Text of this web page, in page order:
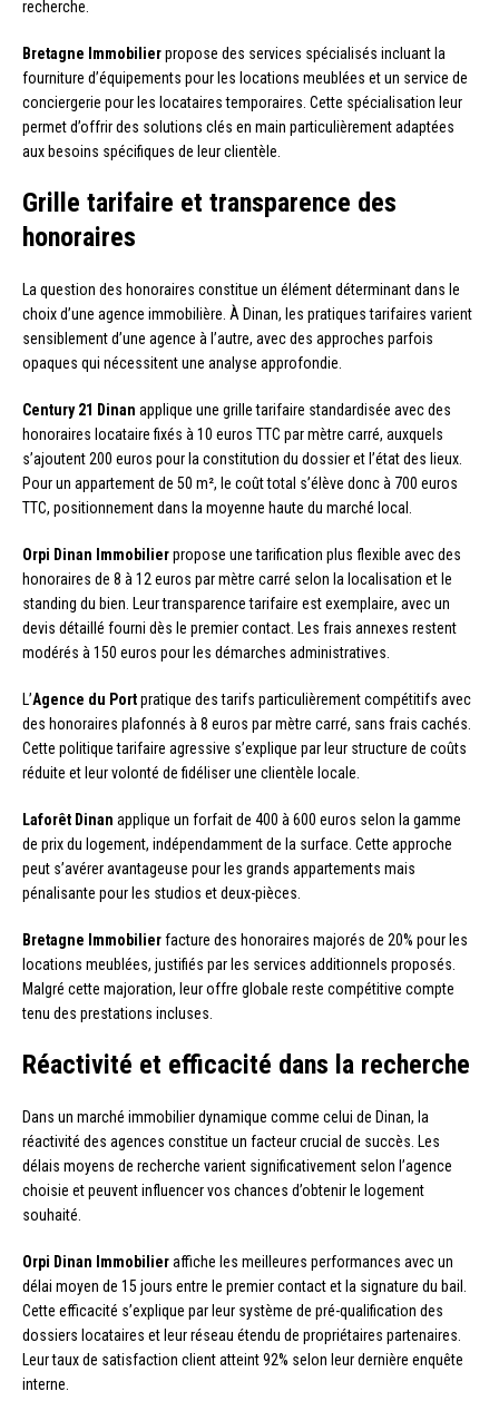
recherche.
Bretagne Immobilierpropose des services spécialisés incluant la
fourniture d’équipements pour les locations meublées et un service de
conciergerie pour les locataires temporaires. Cette spécialisation leur
permet d’offrir des solutions clés en main particulièrement adaptées
aux besoins spécifiques de leur clientèle.
Grille tarifaire et transparence des
honoraires
La question des honoraires constitue un élément déterminant dans le
choix d’une agence immobilière. À Dinan, les pratiques tarifaires varient
sensiblement d’une agence à l’autre, avec des approches parfois
opaques qui nécessitent une analyse approfondie.
Century 21 Dinan applique une grille tarifaire standardisée avec des
honoraires locataire fixés à 10 euros TTC par mètre carré, auxquels
s’ajoutent 200 euros pour la constitution du dossier et l’état des lieux.
Pour un appartement de 50 m², le coût total s’élève donc à 700 euros
TTC, positionnement dans la moyenne haute du marché local.
Orpi Dinan Immobilierpropose une tarification plus flexible avec des
honoraires de 8 à 12 euros par mètre carré selon la localisation et le
standing du bien. Leur transparence tarifaire est exemplaire, avec un
devis détaillé fourni dès le premier contact. Les frais annexes restent
modérés à 150 euros pour les démarches administratives.
L’Agence du Portpratique des tarifs particulièrement compétitifs avec
des honoraires plafonnés à 8 euros par mètre carré, sans frais cachés.
Cette politique tarifaire agressive s’explique par leur structure de coûts
réduite et leur volonté de fidéliser une clientèle locale.
Laforêt Dinan applique un forfait de 400 à 600 euros selon la gamme
de prix du logement, indépendamment de la surface. Cette approche
peut s’avérer avantageuse pour les grands appartements mais
pénalisante pour les studios et deux-pièces.
Bretagne Immobilierfacture des honoraires majorés de 20% pour les
locations meublées, justifiés par les services additionnels proposés.
Malgré cette majoration, leur offre globale reste compétitive compte
tenu des prestations incluses.
Réactivité et efficacité dans la recherche
Dans un marché immobilier dynamique comme celui de Dinan, la
réactivité des agences constitue un facteur crucial de succès. Les
délais moyens de recherche varient significativement selon l’agence
choisie et peuvent influencer vos chances d’obtenir le logement
souhaité.
Orpi Dinan Immobilieraffiche les meilleures performances avec un
délai moyen de 15 jours entre le premier contact et la signature du bail.
Cette efficacité s’explique par leur système de pré-qualification des
dossiers locataires et leur réseau étendu de propriétaires partenaires.
Leur taux de satisfaction client atteint 92% selon leur dernière enquête
interne.